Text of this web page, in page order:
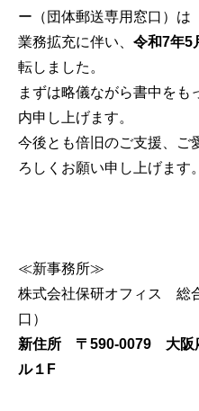
ー（団体郵送専用窓口）は
業務拡充に伴い、 令和7年5
転しました。
まずは略儀ながら書中をも
内申し上げます。
今後とも倍旧のご支援、ご
ろしくお願い申し上げます。
≪新事務所≫
株式会社保研オフィス 総
口）
新住所 〒590-0079 大阪
ル１F